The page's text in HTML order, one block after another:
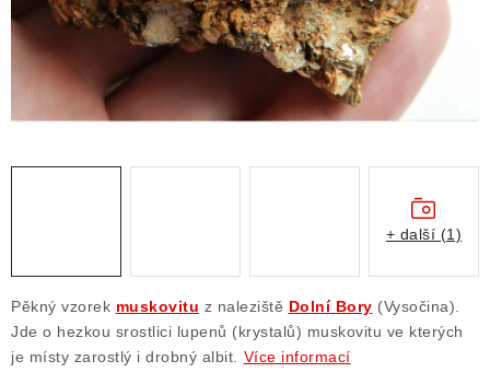
NALEZIŠTĚ
NÁŠ PŘÍBĚH
Obchodní podmínky
Puncovní značky
Ochrana osobních údajů
Pěkný vzorek muskovitu z naleziště Dolní Bory (Vysočina).
Jde o hezkou srostlici lupenů (krystalů) muskovitu ve kterých
je místy zarostlý i drobný albit.
Více informací
+ další (1)